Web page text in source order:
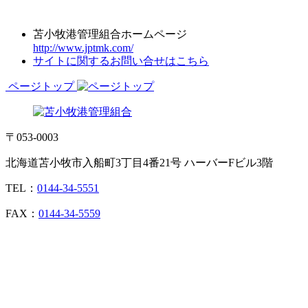
苫小牧港管理組合ホームページ
http://www.jptmk.com/
サイトに関するお問い合せはこちら
ページトップ
〒053-0003
北海道苫小牧市入船町3丁目4番21号 ハーバーFビル3階
TEL： 0144-34-5551
FAX： 0144-34-5559